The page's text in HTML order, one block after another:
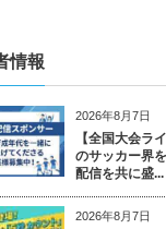
情報
2026年8月7日
【全国大会ラ
のサッカー界
配信を共に盛...
2026年8月7日